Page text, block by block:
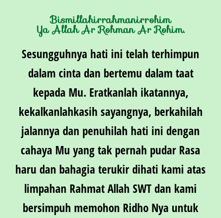
Bismillahirrahmanirrohim
Ya Allah Ar Rohman Ar Rohim.
Sesungguhnya hati ini telah terhimpun
dalam cinta dan bertemu dalam taat
kepada Mu. Eratkanlah ikatannya,
kekalkanlahkasih sayangnya, berkahilah
jalannya dan penuhilah hati ini dengan
cahaya Mu yang tak pernah pudar Rasa
haru dan bahagia terukir dihati kami atas
limpahan Rahmat Allah SWT dan kami
bersimpuh memohon Ridho Nya untuk